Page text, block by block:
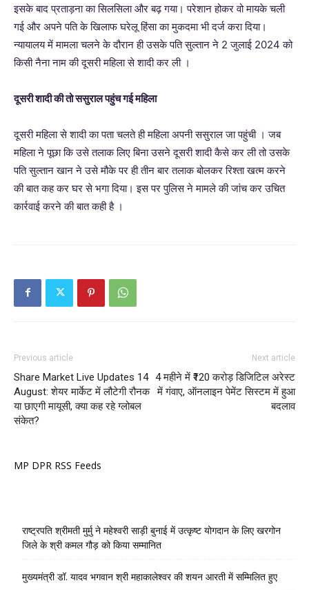
इसके बाद प्रताड़ना का सिलसिला और बढ़ गया। परेशान होकर वो मायके चली
गई और अपने पति के खिलाफ घरेलू हिंसा का मुकदमा भी दर्ज करा दिया।
न्यायालय में मामला चलने के दौरान ही उसके पति सुल्तान ने 2 जुलाई 2024 को
किसी नैना नाम की दूसरी महिला से शादी कर ली ।
दूसरी शादी की तो ससुराल पहुंच गई महिला
दूसरी महिला से शादी का पता चलते ही महिला अपनी ससुराल जा पहुंची । जब
महिला ने पूछा कि उसे तलाक लिए बिना उसने दूसरी शादी कैसे कर ली तो उसके
पति सुल्तान खान ने उसे मौके पर ही तीन बार तलाक बोलकर रिश्ता खत्म करने
की बात कह कर घर से भगा दिया। इस पर पुलिस ने मामले की जांच कर उचित
कार्रवाई करने की बात कही है ।
Previous article
Share Market Live Updates 14
August: शेयर मार्केट में लौटेगी रौनक
या छाएगी मायूसी, क्या कह रहे ग्लोबल
संकेत?
Next article
4 महीने में ₹120 करोड़ डिजिटिल अरेस्ट
में गंवाए, ऑनलाइन पेमेंट सिस्टम में हुआ
बदलाव
MP DPR RSS Feeds
राष्ट्रपति श्रीमती मुर्मु ने महेश्वरी साड़ी बुनाई में उत्कृष्ट योगदान के लिए खरगोन
जिले के श्री कमल गौड़ को किया सम्मानित
मुख्यमंत्री डॉ. यादव भगवान श्री महाकालेश्‍वर की शयन आरती में सम्मिलित हुए